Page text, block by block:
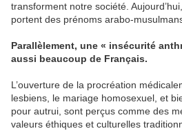
transforment notre société.
portent des prénoms arabo-
Parallèlement, une « insécurité
aussi beaucoup de Français.
L’ouverture de la procréation
lesbiens, le mariage homosexuel, et
pour autrui, sont perçus comme des
valeurs éthiques et culturelles